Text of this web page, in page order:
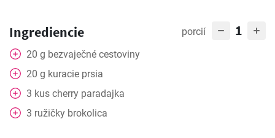
Ingrediencie porcií 1
20 g bezvaječné cestoviny
20 g kuracie prsia
3 kus cherry paradajka
3 ružičky brokolica